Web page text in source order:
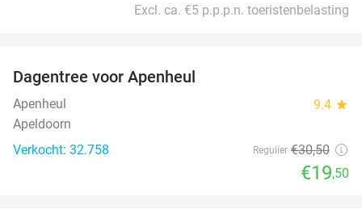
Excl. ca. €5 p.p.p.n. toeristenbelasting
Dagentree voor Apenheul
Apenheul 9.4 star
Apeldoorn
Verkocht: 32.758
Regulier €30,50
€19,50